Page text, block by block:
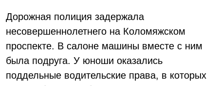
Дорожная полиция задержала
несовершеннолетнего на Коломяжском
проспекте. В салоне машины вместе с ним
была подруга. У юноши оказались
поддельные водительские права, в которых